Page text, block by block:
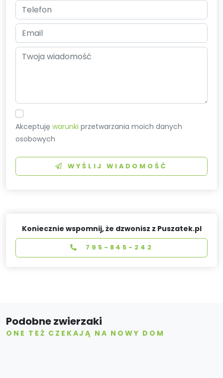
Akceptujęwarunki przetwarzania moich danych
osobowych
WYŚLIJ WIADOMOŚĆ
Koniecznie wspomnij, że dzwonisz z Puszatek.pl
795-845-242
Podobne zwierzaki
ONE TEŻ CZEKAJĄ NA NOWY DOM